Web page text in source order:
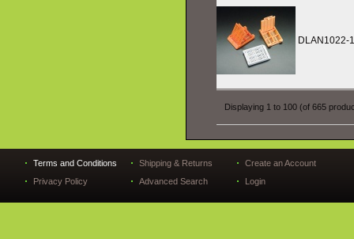
DLAN1022-
Displaying 1 to 100 (of 665
Terms and Conditions
Privacy Policy
Shipping & Returns
Advanced Search
Create an Account
Login